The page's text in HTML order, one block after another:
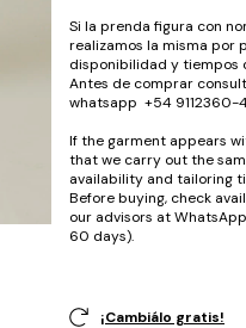
Si la prenda figura con
realizamos la misma por
disponibilidad y tiempos
Antes de comprar
whatsapp +54 9112360-
If the garment appears
that we carry out the
availability and tailoring
Before buying, check
our advisors at
60 days).
¡Cambiálo gratis!